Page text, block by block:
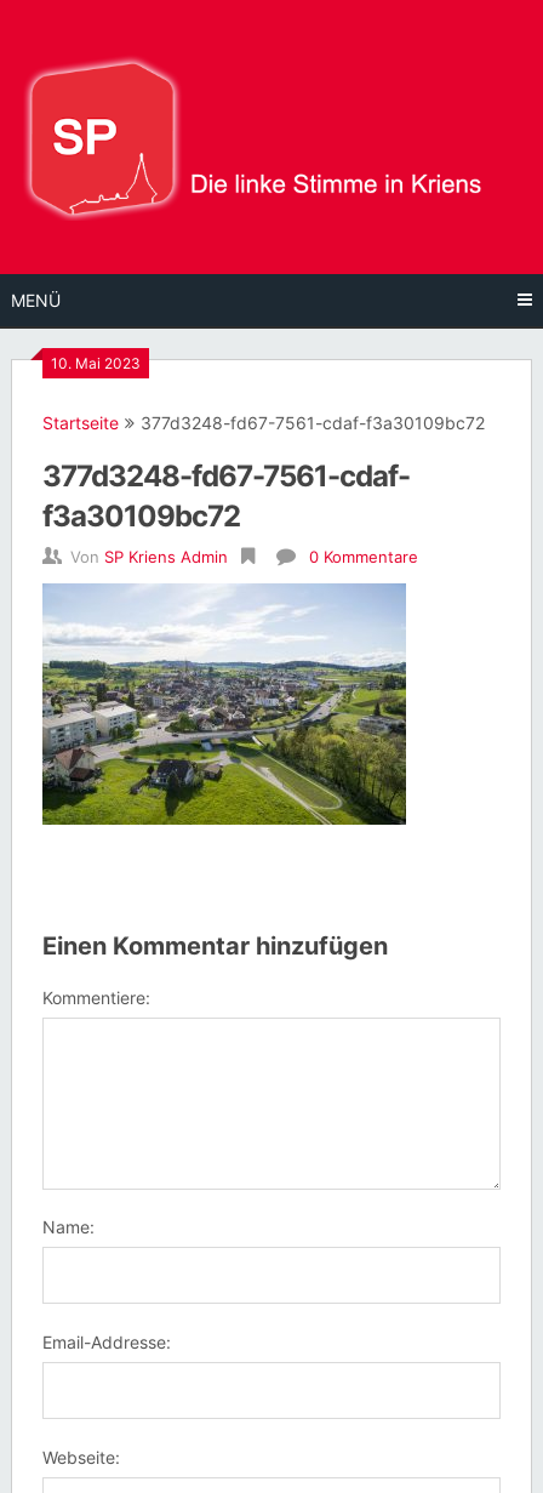
Inhalt
MENÜ
10. Mai 2023
Startseite 377d3248-fd67-7561-cdaf-f3a30109bc72
377d3248-fd67-7561-cdaf-
f3a30109bc72
Von SP Kriens Admin 0 Kommentare
Einen Kommentar hinzufügen
Kommentiere:
Name:
Email-Addresse:
Webseite: